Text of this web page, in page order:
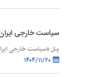
سیاست خارجی
پنل «سیاست خارجی